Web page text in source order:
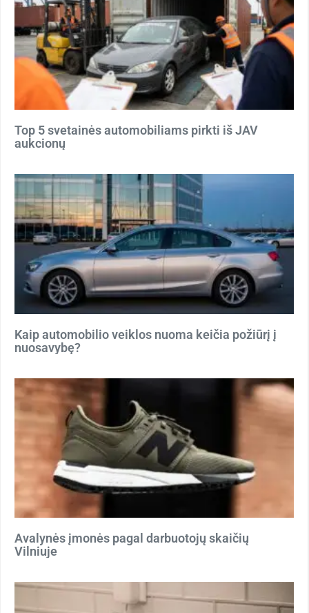
Top 5 svetainės automobiliams pirkti iš JAV
aukcionų
Kaip automobilio veiklos nuoma keičia požiūrį į
nuosavybę?
Avalynės įmonės pagal darbuotojų skaičių
Vilniuje